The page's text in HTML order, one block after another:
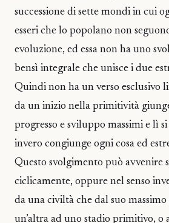
successione di sette mondi in cui
esseri che lo popolano non
evoluzione, ed essa non ha uno
bensì integrale che unisce i due
Quindi non ha un verso esclusivo
da un inizio nella primitività
progresso e sviluppo massimi e lì
invero congiunge ogni cosa ed
Questo svolgimento può avvenire
ciclicamente, oppure nel senso
da una civiltà che dal suo massimo
un’altra ad uno stadio primitivo, o